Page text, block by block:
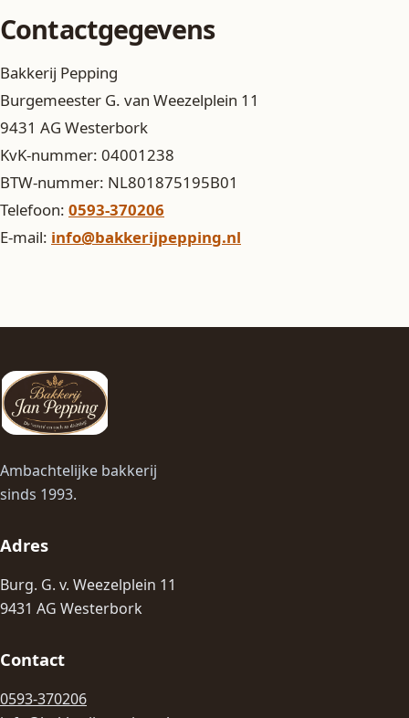
Contactgegevens
Bakkerij Pepping
Burgemeester G. van Weezelplein 11
9431 AG Westerbork
KvK-nummer: 04001238
BTW-nummer: NL801875195B01
Telefoon: 0593-370206
E-mail: info@bakkerijpepping.nl
Ambachtelijke bakkerij
sinds 1993.
Adres
Burg. G. v. Weezelplein 11
9431 AG Westerbork
Contact
0593-370206